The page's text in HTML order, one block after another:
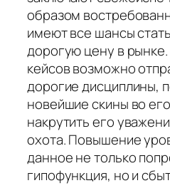
образом
имеют все шансы
дорогую цену в
кейсов возможно
дорогие дисциплины,
новейшие скины во
накрутить его
охота. Повышение
данное не только
гипофункция, но и